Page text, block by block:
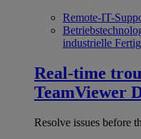
Remote-IT-
industrielle
Real-time
TeamViewer
Resolve issues before